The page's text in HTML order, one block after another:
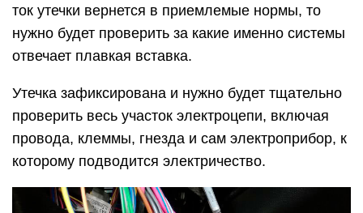
ток утечки вернется в приемлемые нормы, то
нужно будет проверить за какие именно системы
отвечает плавкая вставка.
Утечка зафиксирована и нужно будет тщательно
проверить весь участок электроцепи, включая
провода, клеммы, гнезда и сам электроприбор, к
которому подводится электричество.